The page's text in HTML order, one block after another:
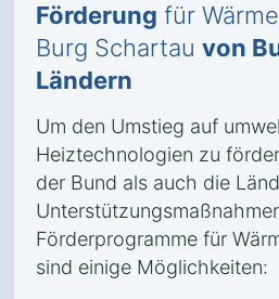
Förderung für
Burg Schartau von
Ländern
Um den Umstieg auf
Heiztechnologien zu
der Bund als auch die
Förderprogramme für
sind einige Möglichkeiten: